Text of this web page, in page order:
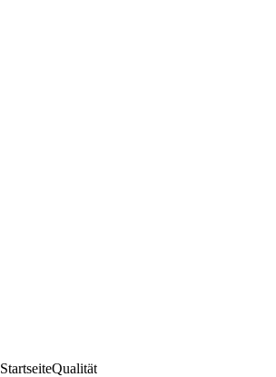
StartseiteQualität